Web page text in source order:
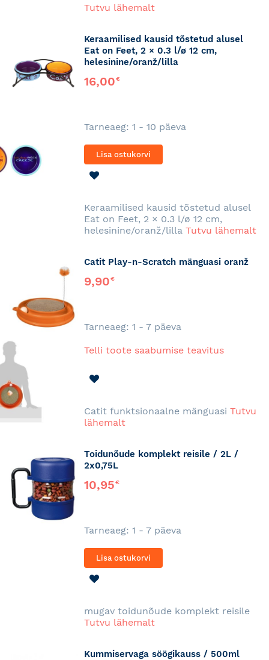
Tutvu lähemalt
Keraamilised kausid tõstetud alusel
Eat on Feet, 2 × 0.3 l/ø 12 cm,
helesinine/oranž/lilla
16,00€
Tarneaeg: 1 - 10 päeva
Lisa ostukorvi
Keraamilised kausid tõstetud alusel
Eat on Feet, 2 × 0.3 l/ø 12 cm,
helesinine/oranž/lilla Tutvu lähemalt
Catit Play-n-Scratch mänguasi oranž
9,90€
Tarneaeg: 1 - 7 päeva
Telli toote saabumise teavitus
Catit funktsionaalne mänguasi Tutvu
lähemalt
Toidunõude komplekt reisile / 2L /
2x0,75L
10,95€
Tarneaeg: 1 - 7 päeva
Lisa ostukorvi
mugav toidunõude komplekt reisile
Tutvu lähemalt
Kummiservaga söögikauss / 500ml